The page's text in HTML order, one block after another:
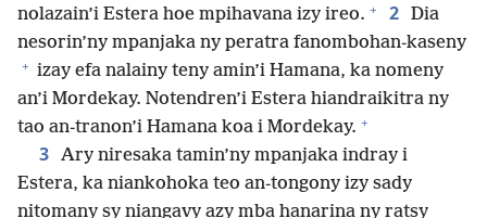
nolazain’i Estera hoe mpihavana izy ireo. + 2 Dia
nesorin’ny mpanjaka ny peratra fanombohan-kaseny
+ izay efa nalainy teny amin’i Hamana, ka nomeny
an’i Mordekay. Notendren’i Estera hiandraikitra ny
tao an-tranon’i Hamana koa i Mordekay. +
3 Ary niresaka tamin’ny mpanjaka indray i
Estera, ka niankohoka teo an-tongony izy sady
nitomany sy niangavy azy mba hanarina ny ratsy